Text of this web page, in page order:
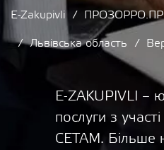
E-Zakupivli
Львівська область
E-ZAKUPIVLI –
послуги з
СЕТАМ. Більше